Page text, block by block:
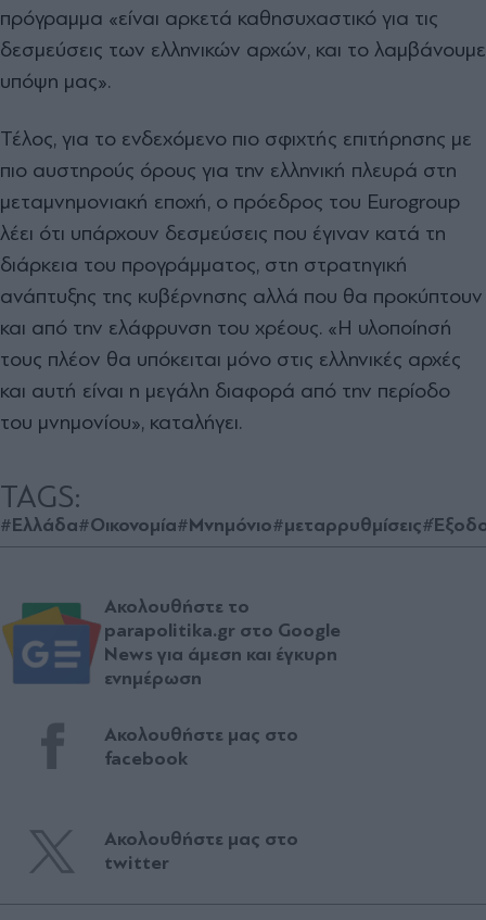
πρόγραμμα «είναι αρκετά καθησυχαστικό για τις
δεσμεύσεις των ελληνικών αρχών, και το λαμβάνουμε
υπόψη μας».
Τέλος, για το ενδεχόμενο πιο σφιχτής επιτήρησης με
πιο αυστηρούς όρους για την ελληνική πλευρά στη
μεταμνημονιακή εποχή, ο πρόεδρος του Eurogroup
λέει ότι υπάρχουν δεσμεύσεις που έγιναν κατά τη
διάρκεια του προγράμματος, στη στρατηγική
ανάπτυξης της κυβέρνησης αλλά που θα προκύπτουν
και από την ελάφρυνση του χρέους. «Η υλοποίησή
τους πλέον θα υπόκειται μόνο στις ελληνικές αρχές
και αυτή είναι η μεγάλη διαφορά από την περίοδο
του μνημονίου», καταλήγει.
TAGS:
#Ελλάδα#Οικονομία#Μνημόνιο#μεταρρυθμίσεις
Ακολουθήστε το
parapolitika.gr στο Google
News για άμεση και έγκυρη
ενημέρωση
Ακολουθήστε μας στο
facebook
Ακολουθήστε μας στο
twitter